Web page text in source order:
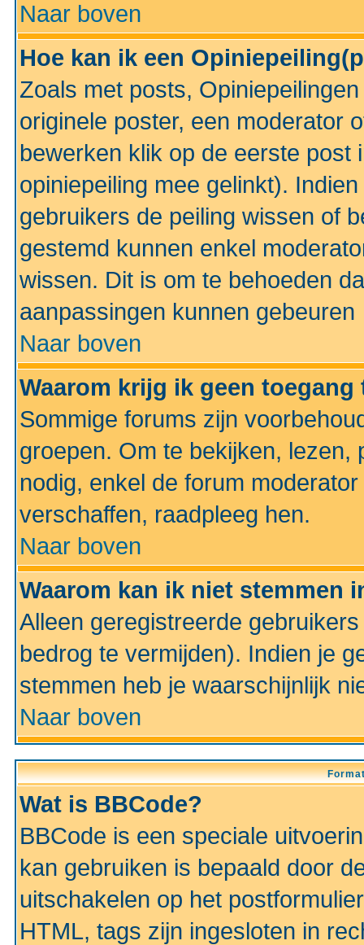
Naar boven
Hoe kan ik een
Zoals met posts,
originele poster, een moderator
bewerken klik op de eerste post
opiniepeiling mee gelinkt).
gebruikers de peiling wissen of
gestemd kunnen enkel
wissen. Dit is om te behoeden
aanpassingen kunnen gebeuren
Naar boven
Waarom krijg ik geen
Sommige forums zijn
groepen. Om te bekijken, lezen,
nodig, enkel de forum
verschaffen, raadpleeg hen.
Naar boven
Waarom kan ik niet stemmen
Alleen geregistreerde
bedrog te vermijden). Indien je
stemmen heb je waarschijnlijk
Naar boven
Wat is BBCode?
BBCode is een speciale
kan gebruiken is bepaald door
uitschakelen op het
HTML, tags zijn ingesloten in